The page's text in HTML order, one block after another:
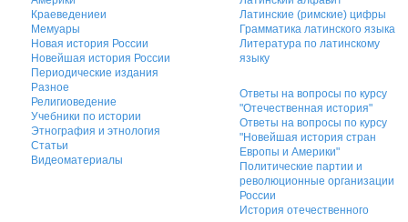
Краеведениеи
Мемуары
Новая история России
Новейшая история России
Периодические издания
Разное
Религиоведение
Учебники по истории
Этнография и этнология
Статьи
Видеоматериалы
Латинские (римские) цифры
Грамматика латинского языка
Литература по латинскому
языку
Ответы на вопросы по курсу
"Отечественная история"
Ответы на вопросы по курсу
"Новейшая история стран
Европы и Америки"
Политические партии и
революционные организации
России
История отечественного